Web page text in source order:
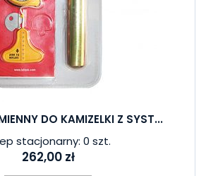
DO KAMIZELKI Z SYST...
stacjonarny: 0 szt.
262,00 zł